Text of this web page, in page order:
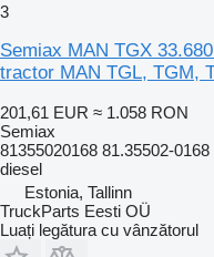
3
Semiax MAN TGX
tractor MAN TGL, TGM,
201,61 EUR ≈ 1.058 RON
Semiax
81355020168 81.35502-0168
diesel
Estonia, Tallinn
TruckParts Eesti OÜ
Luați legătura cu vânzătorul